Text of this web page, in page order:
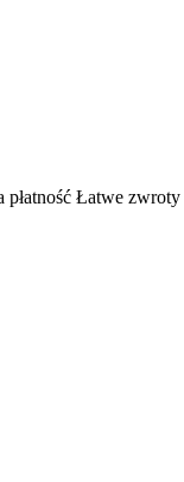
płatność Łatwe zwroty